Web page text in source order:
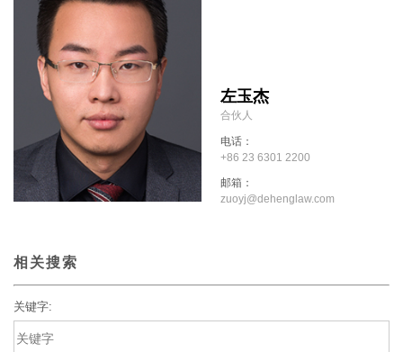
左玉杰
合伙人
电话：
+86 23 6301 2200
邮箱：
zuoyj@dehenglaw.com
相关搜索
关键字: